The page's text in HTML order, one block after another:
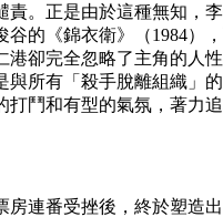
。正是由於這種無知，
的《錦衣衛》（1984）
卻完全忽略了主角的人
所有「殺手脫離組織」
鬥和有型的氣氛，著力
連番受挫後，終於塑造